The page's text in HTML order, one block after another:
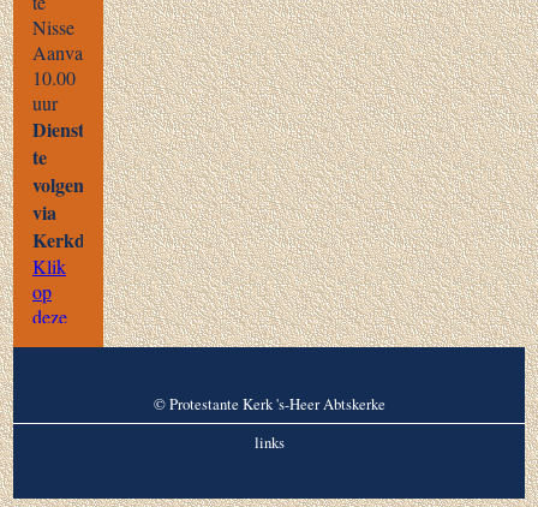
© Protestante Kerk 's-Heer Abtskerke
links